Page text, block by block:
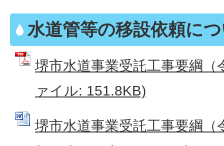
水道管等の移設依頼に
堺市水道事業受託工事要綱（
ァイル: 151.8KB)
堺市水道事業受託工事要綱（